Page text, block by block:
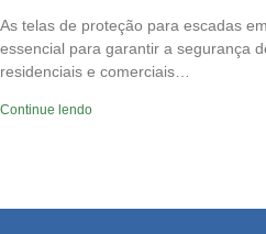
As telas de proteção para escadas
essencial para garantir a segurança
residenciais e comerciais…
Continue lendo